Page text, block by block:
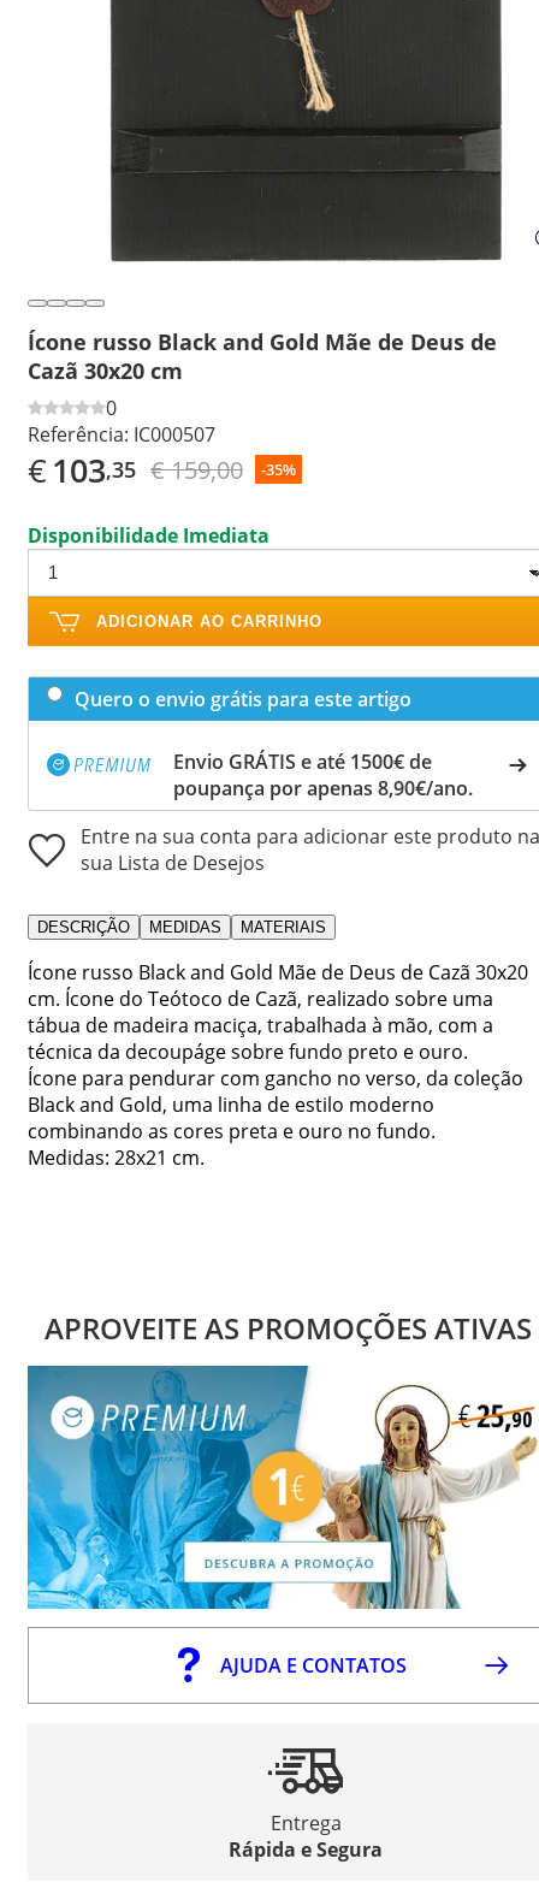
Ícone russo Black and Gold Mãe de Deus de
Cazã 30x20 cm
0
Referência: IC000507
€103,35 € 159,00 -35%
Disponibilidade Imediata
ADICIONAR AO CARRINHO
Quero o envio grátis para este artigo
Envio GRÁTIS e até 1500€ de
poupança por apenas 8,90€/ano.
Entre na sua conta para adicionar este produto na
sua Lista de Desejos
DESCRIÇÃO MEDIDAS MATERIAIS
Ícone russo Black and Gold Mãe de Deus de Cazã 30x20
cm. Ícone do Teótoco de Cazã, realizado sobre uma
tábua de madeira maciça, trabalhada à mão, com a
técnica da decoupáge sobre fundo preto e ouro.
Ícone para pendurar com gancho no verso, da coleção
Black and Gold, uma linha de estilo moderno
combinando as cores preta e ouro no fundo.
Medidas: 28x21 cm.
APROVEITE AS PROMOÇÕES ATIVAS
AJUDA E CONTATOS
Entrega
Rápida e Segura